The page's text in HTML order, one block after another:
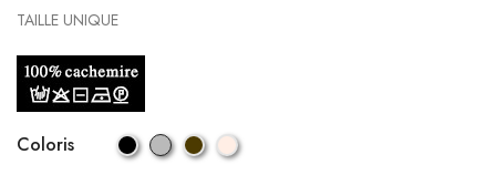
TAILLE UNIQUE
Coloris